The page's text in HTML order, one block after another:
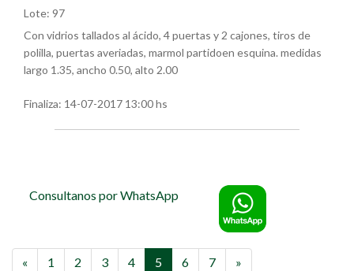
Lote: 97
Con vidrios tallados al ácido, 4 puertas y 2 cajones, tiros de
polilla, puertas averiadas, marmol partidoen esquina. medidas
largo 1.35, ancho 0.50, alto 2.00
Finaliza: 14-07-2017 13:00 hs
Consultanos por WhatsApp
« 1 2 3 4 5 6 7 »